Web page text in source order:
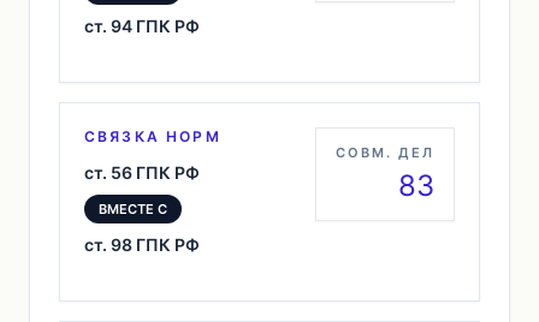
ст. 94 ГПК РФ
СВЯЗКА НОРМ
ст. 56 ГПК РФ
ВМЕСТЕ С
ст. 98 ГПК РФ
СОВМ. ДЕЛ
83